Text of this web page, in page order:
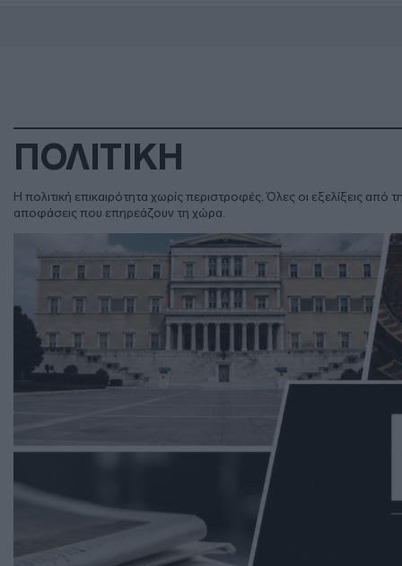
ΠΟΛΙΤΙΚΗ
Η πολιτική επικαιρότητα χωρίς περιστροφές. Όλες οι εξελίξεις
αποφάσεις που επηρεάζουν τη χώρα.